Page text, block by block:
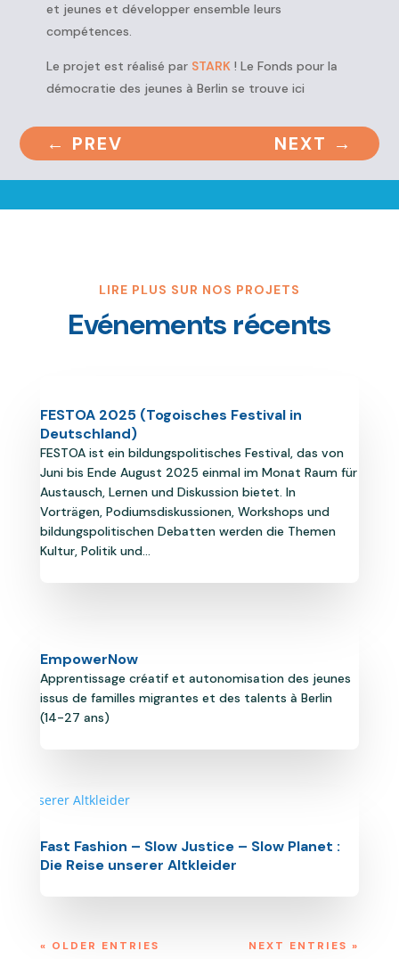
et jeunes et développer ensemble leurs
compétences.
Le projet est réalisé par STARK ! Le Fonds pour la
démocratie des jeunes à Berlin se trouve ici
← PREV NEXT →
LIRE PLUS SUR NOS PROJETS
Evénements récents
FESTOA 2025 (Togoisches Festival in
Deutschland)
FESTOA ist ein bildungspolitisches Festival, das von
Juni bis Ende August 2025 einmal im Monat Raum für
Austausch, Lernen und Diskussion bietet. In
Vorträgen, Podiumsdiskussionen, Workshops und
bildungspolitischen Debatten werden die Themen
Kultur, Politik und...
EmpowerNow
Apprentissage créatif et autonomisation des jeunes
issus de familles migrantes et des talents à Berlin
(14-27 ans)
Fast Fashion – Slow Justice – Slow Planet :
Die Reise unserer Altkleider
« OLDER ENTRIES NEXT ENTRIES »